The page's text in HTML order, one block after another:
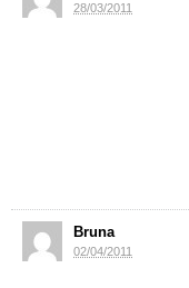
28/03/2011
Bruna
02/04/2011